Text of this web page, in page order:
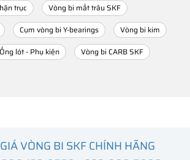
trục
Vòng bi mắt trâu SKF
Cụm vòng bi Y-bearings
Vòng bi kim
Ống lót - Phụ kiện
Vòng bi CARB SKF
VÒNG BI SKF CHÍNH HÃNG